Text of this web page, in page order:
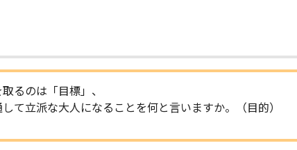
るのは「目標」、
て立派な大人になることを何と言いますか。（目的）